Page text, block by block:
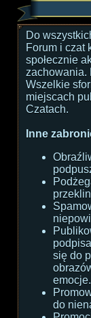
Do
Forum i czat
społecznie
zachowania.
Wszelkie
miejscach
Czatach.
Inne
się do
emocje.
do